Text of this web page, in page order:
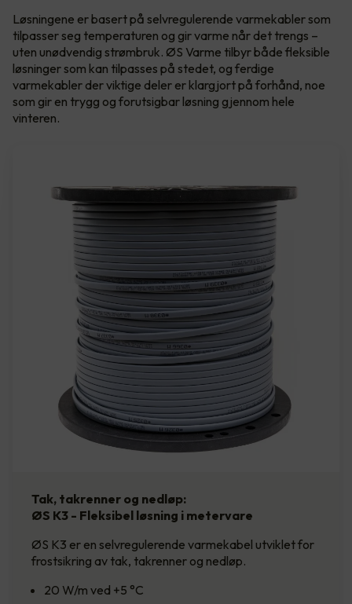
Løsningene er basert på selvregulerende varmekabler som
tilpasser seg temperaturen og gir varme når det trengs –
uten unødvendig strømbruk. ØS Varme tilbyr både fleksible
løsninger som kan tilpasses på stedet, og ferdige
varmekabler der viktige deler er klargjort på forhånd, noe
som gir en trygg og forutsigbar løsning gjennom hele
vinteren.
Tak, takrenner og nedløp:
ØS K3 - Fleksibel løsning i metervare
ØS K3 er en selvregulerende varmekabel utviklet for
frostsikring av tak, takrenner og nedløp.
20 W/m ved +5 °C